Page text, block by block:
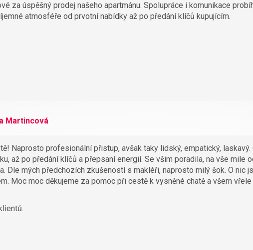
za úspěšný prodej našeho apartmánu. Spolupráce i komunikace
atmosféře od prvotní nabídky až po předání klíčů kupujícím.
Martincová
Naprosto profesionální přistup, avšak taky lidský, empatický, laskavý.
až po předání klíčů a přepsaní energií. Se všim poradila, na vše mile
Dle mých předchozích zkušeností s makléři, naprosto milý šok. O nic
Moc moc děkujeme za pomoc při cestě k vysněné chatě a všem